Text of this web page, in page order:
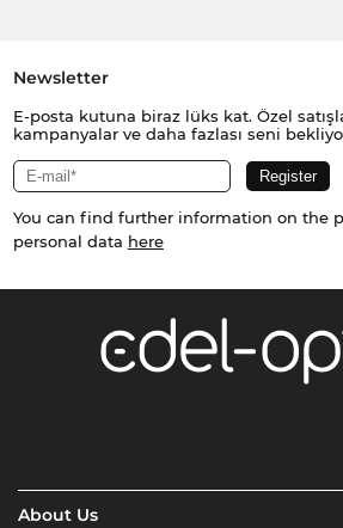
Newsletter
E-posta kutuna biraz lüks kat. Özel
kampanyalar ve daha fazlası seni
You can find further information on the
personal data here
About Us